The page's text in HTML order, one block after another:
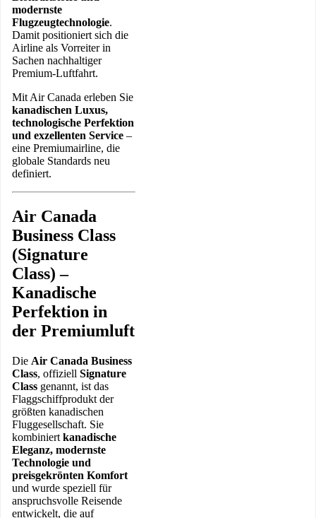
modernste
Flugzeugtechnologie.
Damit positioniert sich die
Airline als Vorreiter in
Sachen nachhaltiger
Premium-Luftfahrt.
Mit Air Canada erleben Sie
kanadischen Luxus,
technologische Perfektion
und exzellenten Service –
eine Premiumairline, die
globale Standards neu
definiert.
Air Canada
Business Class
(Signature
Class) –
Kanadische
Perfektion in
der Premiumluft
Die Air Canada Business
Class, offiziell Signature
Class genannt, ist das
Flaggschiffprodukt der
größten kanadischen
Fluggesellschaft. Sie
kombiniert kanadische
Eleganz, modernste
Technologie und
preisgekrönten Komfort
und wurde speziell für
anspruchsvolle Reisende
entwickelt, die auf